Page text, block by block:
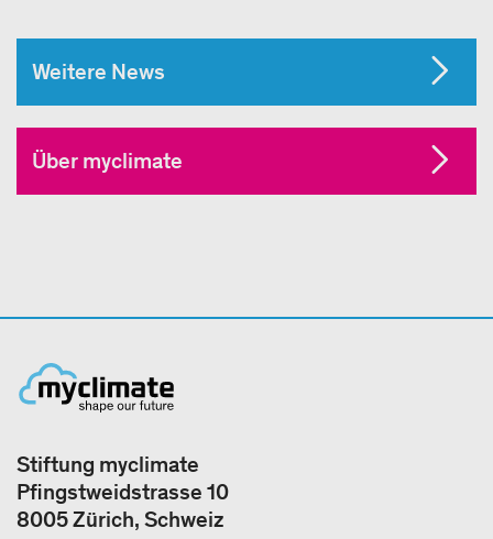
Weitere News
Über myclimate
Stiftung myclimate
Pfingstweidstrasse 10
8005 Zürich, Schweiz